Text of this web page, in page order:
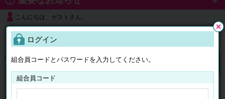
こんにちは、ゲストさん。
よくある質問
ログイン
ログイン
組合員コードとパスワードを入力してください。
組合員コード